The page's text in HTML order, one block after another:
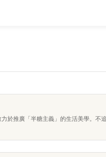
於推廣「半糖主義」的生活美學。不